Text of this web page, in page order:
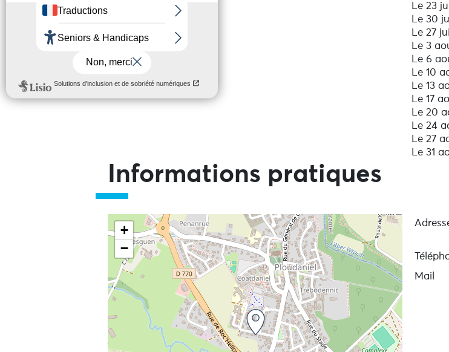
Le 23
Le 30
Le 27
Le 3
Le 6
Le 10
Le 13
Le 17
Le 20
Le 24
Le 27
Le 31
Informations pratiques
+
−
Mail